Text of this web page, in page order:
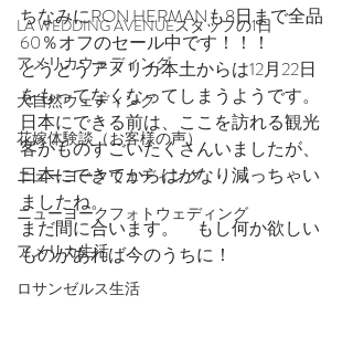
LA WEDDING AVENUEスタッフの1日
アメリカウェディング
大自然ウェディング
花嫁体験談（お客様の声）
ニューヨークウェディング
ニューヨークフォトウェディング
アメリカ生活
ロサンゼルス生活
ちなみにRON HERMANも8日まで全品
60％オフのセール中です！！！
とうとうアメリカ本土からは12月22日
をもってなくなってしまうようです。
日本にできる前は、ここを訪れる観光
客がものすごいたくさんいましたが、
日本にできてからはかなり減っちゃい
ましたね。
まだ間に合います。　もし何か欲しい
ものがあれば今のうちに！